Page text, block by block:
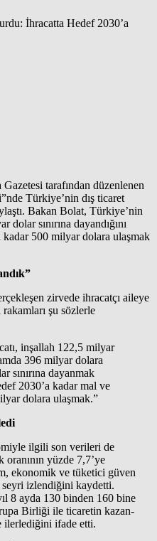
tarafından düzenlenen
Türkiye’nin dış ticaret
Bakan Bolat, Türkiye’nin
sınırına dayandığını
500 milyar dolara ulaşmak
zirvede ihracatçı aileye
şu sözlerle
inşallah 122,5 milyar
396 milyar dolara
sınırına dayanmak
2030’a kadar mal ve
dolara ulaşmak.”
ilgili son verileri de
oranının yüzde 7,7’ye
ekonomik ve tüketici güven
izlendiğini kaydetti.
8 ayda 130 binden 160 bine
Birliği ile ticaretin kazan-
ilerlediğini ifade etti.